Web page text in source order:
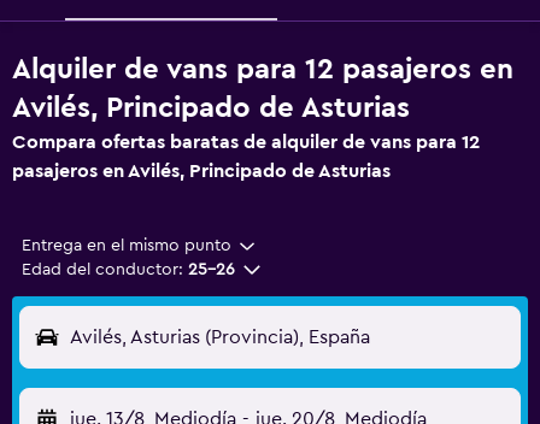
Alquiler de vans para 12 pasajeros en
Avilés, Principado de Asturias
Compara ofertas baratas de alquiler de vans para 12
pasajeros en Avilés, Principado de Asturias
Entrega en el mismo punto
Edad del conductor: 25-26
Avilés, Asturias (Provincia), España
jue. 13/8 Mediodía - jue. 20/8 Mediodía